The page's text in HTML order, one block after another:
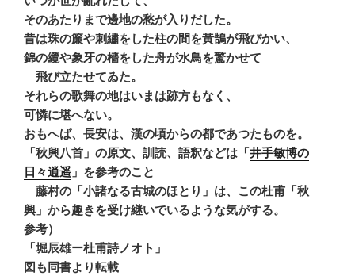
そのあたりまで邊地の愁が入りだした。
昔は珠の簾や刺繡をした柱の間を黃鵠が飛びかい、
錦の纜や象牙の檣をした舟が水鳥を驚かせて
飛び立たせてゐた。
それらの歌舞の地はいまは跡方もなく、
可憐に堪へない。
おもへば、長安は、漢の頃からの都であつたものを。
「秋興八首」の原文、訓読、語釈などは「井手敏博の
日々逍遥 」を参考のこと
藤村の「小諸なる古城のほとり」は、この杜甫「秋
興」から趣きを受け継いでいるような気がする。
参考）
「堀辰雄ー杜甫詩ノオト」
図も同書より転載